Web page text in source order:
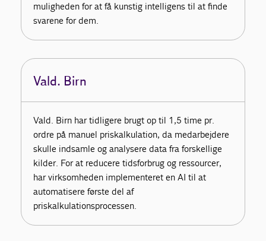
muligheden for at få kunstig intelligens til at finde
svarene for dem.
Vald. Birn
Vald. Birn har tidligere brugt op til 1,5 time pr.
ordre på manuel priskalkulation, da medarbejdere
skulle indsamle og analysere data fra forskellige
kilder. For at reducere tidsforbrug og ressourcer,
har virksomheden implementeret en AI til at
automatisere første del af
priskalkulationsprocessen.